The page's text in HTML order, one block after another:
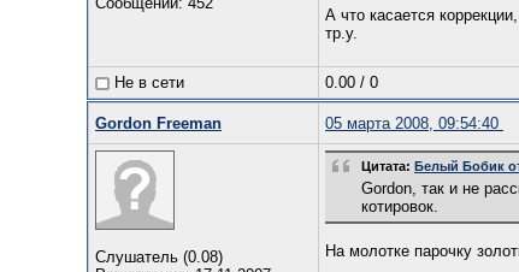
А что касается
тр.у.
Не в сети 0.00 / 0
Gordon Freeman 05 марта 2008, 09:54:40
Слушатель (0.08)
Цитата: Белый Бобик
Gordon, так и не
котировок.
На молотке парочку